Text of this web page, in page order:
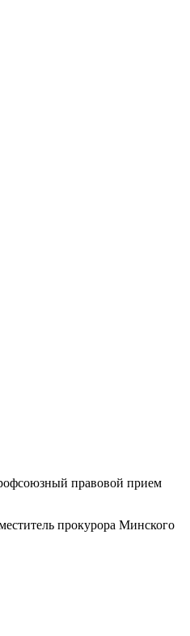
правовой прием
прокурора Минского